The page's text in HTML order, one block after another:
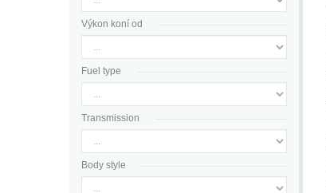
Výkon koní od
Fuel type
Transmission
Body style